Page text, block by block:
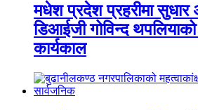
मधेश प्रदेश प्रहरीमा सुधार
डिआईजी गोविन्द
कार्यकाल